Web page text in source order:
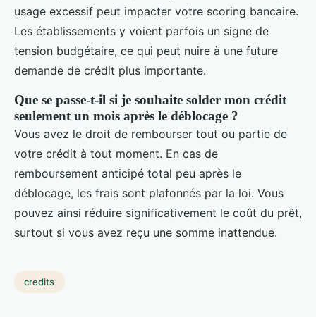
usage excessif peut impacter votre scoring bancaire.
Les établissements y voient parfois un signe de
tension budgétaire, ce qui peut nuire à une future
demande de crédit plus importante.
Que se passe-t-il si je souhaite solder mon crédit
seulement un mois après le déblocage ?
Vous avez le droit de rembourser tout ou partie de
votre crédit à tout moment. En cas de
remboursement anticipé total peu après le
déblocage, les frais sont plafonnés par la loi. Vous
pouvez ainsi réduire significativement le coût du prêt,
surtout si vous avez reçu une somme inattendue.
credits